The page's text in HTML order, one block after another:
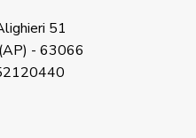
51
- 63066